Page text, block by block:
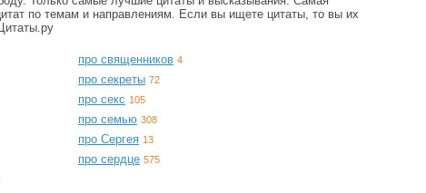
по темам и направлениям. Если вы ищете цитаты, то вы их
про священников 4
про секреты 72
про секс 105
про семью 308
про Сергея 13
про сердце 575